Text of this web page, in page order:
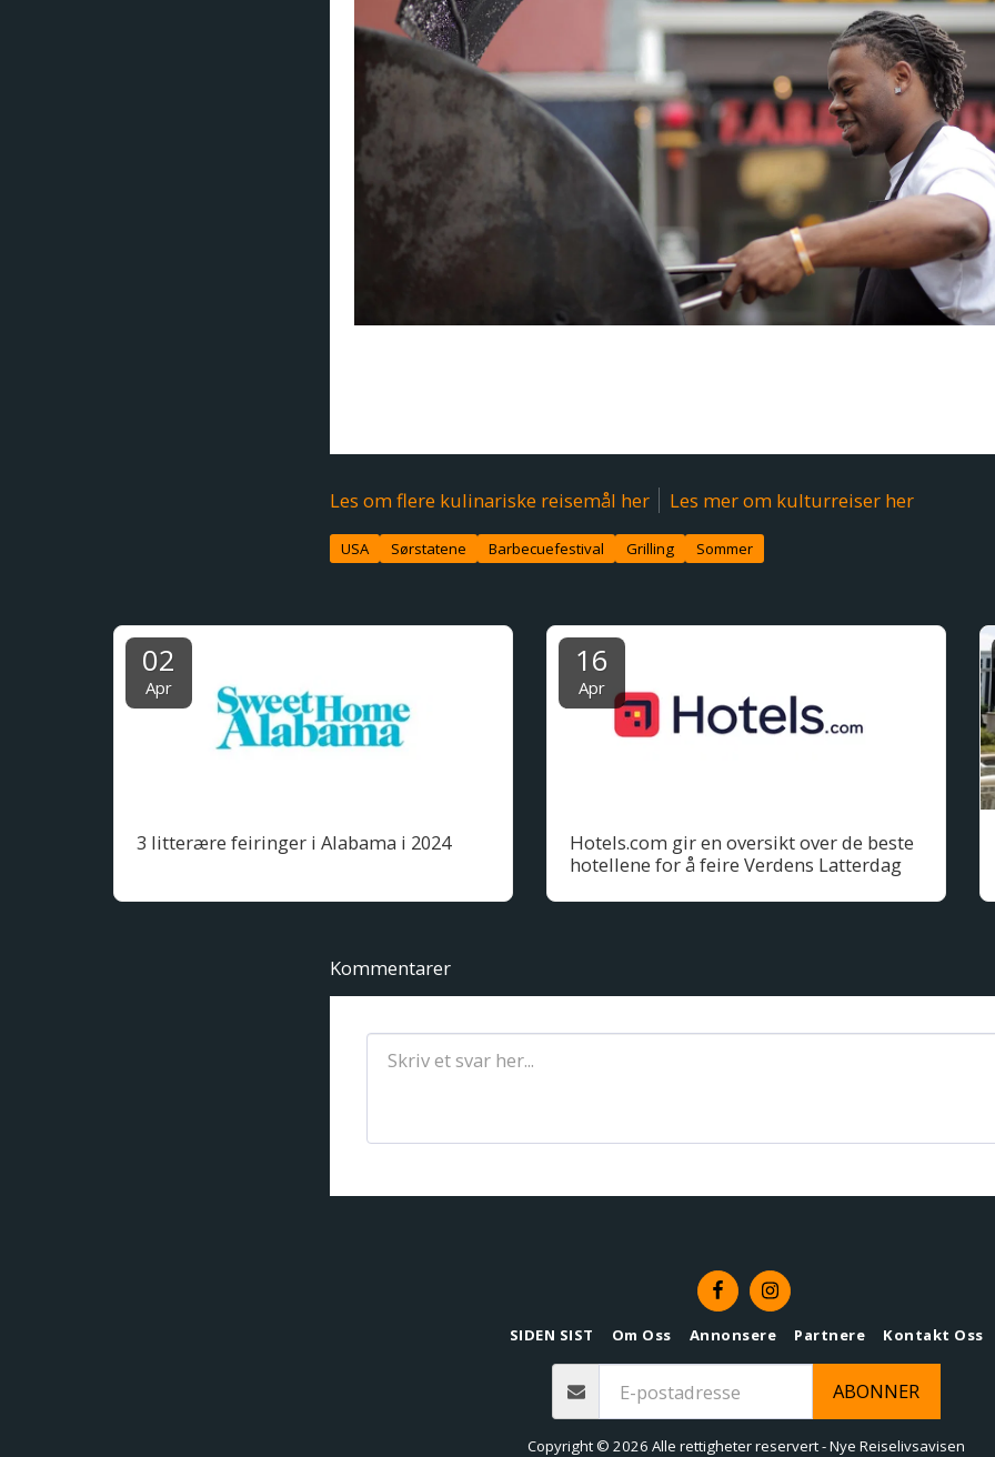
Les om flere kulinariske reisemål her Les mer om kulturreiser her
USA Sørstatene Barbecuefestival Grilling Sommer
02
Apr
3 litterære feiringer i Alabama i 2024
16
Apr
Hotels.com gir en oversikt over de beste
hotellene for å feire Verdens Latterdag
Kommentarer
SIDEN SIST Om Oss Annonsere Partnere Kontakt Oss
ABONNER
Copyright © 2026 Alle rettigheter reservert -Nye Reiselivsavisen